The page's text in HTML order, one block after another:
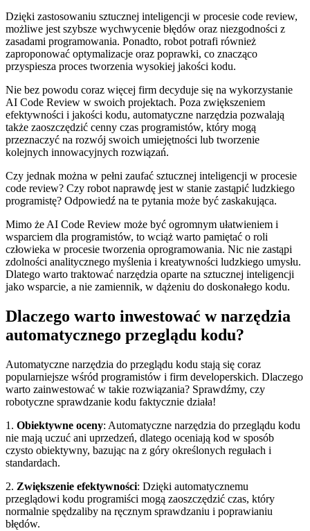
Dzięki zastosowaniu sztucznej inteligencji w procesie code review,
⁢możliwe⁣ jest szybsze ‌wychwycenie błędów oraz niezgodności z
zasadami programowania. Ponadto, robot potrafi również
⁣zaproponować optymalizacje oraz poprawki, ⁤co znacząco​
przyspiesza proces tworzenia wysokiej jakości kodu.
Nie bez powodu coraz więcej firm ​decyduje się na wykorzystanie
AI Code​ Review ‌w swoich projektach. Poza zwiększeniem
efektywności i jakości kodu, automatyczne narzędzia pozwalają
także zaoszczędzić cenny czas programistów, który mogą
przeznaczyć na rozwój swoich umiejętności lub tworzenie
kolejnych innowacyjnych rozwiązań.
Czy jednak można w pełni zaufać⁣ sztucznej inteligencji‌ w procesie
code review? Czy robot naprawdę jest w stanie zastąpić ludzkiego
programistę? Odpowiedź na te pytania może być‌ zaskakująca.
Mimo że AI Code Review może być ogromnym ułatwieniem i
wsparciem dla programistów, ‌to wciąż warto pamiętać ⁢o roli
człowieka w procesie tworzenia oprogramowania. Nic nie zastąpi
zdolności analitycznego myślenia i kreatywności ludzkiego umysłu.
Dlatego warto traktować narzędzia‌ oparte na sztucznej ​inteligencji
jako ⁣wsparcie, a‍ nie ⁢zamiennik, w dążeniu do doskonałego kodu.
Dlaczego warto inwestować w narzędzia
automatycznego przeglądu kodu?
Automatyczne narzędzia do przeglądu kodu stają się coraz
popularniejsze wśród programistów i firm developerskich.‌ Dlaczego
warto zainwestować w‍ takie rozwiązania? Sprawdźmy, czy⁢
robotyczne sprawdzanie kodu faktycznie działa!
1. Obiektywne oceny: Automatyczne narzędzia do przeglądu kodu
‍nie mają uczuć ani uprzedzeń, ‍dlatego oceniają kod ‍w⁣ sposób
czysto obiektywny, bazując na z góry określonych regułach ⁤i
standardach.
2. Zwiększenie efektywności: Dzięki automatycznemu
przeglądowi kodu programiści ‌mogą zaoszczędzić czas, który
normalnie ‍spędzaliby na ręcznym sprawdzaniu i poprawianiu
błędów.